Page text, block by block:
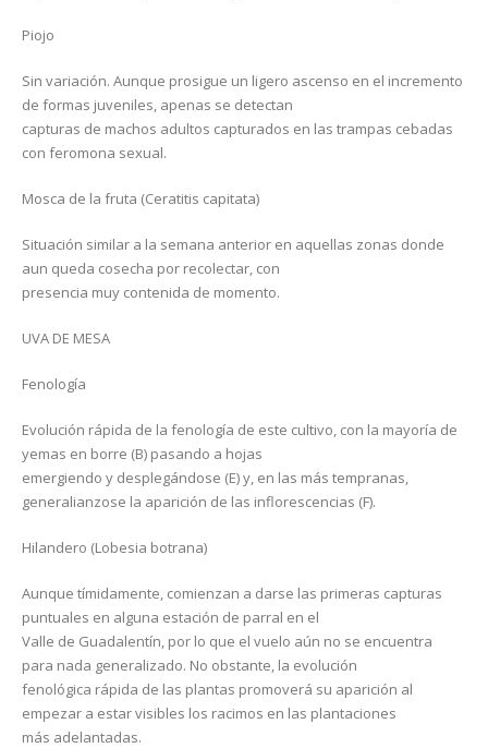
Piojo
Sin variación. Aunque prosigue un ligero ascenso en el incremento
de formas juveniles, apenas se detectan
capturas de machos adultos capturados en las trampas cebadas
con feromona sexual.
Mosca de la fruta (Ceratitis capitata)
Situación similar a la semana anterior en aquellas zonas donde
aun queda cosecha por recolectar, con
presencia muy contenida de momento.
UVA DE MESA
Fenología
Evolución rápida de la fenología de este cultivo, con la mayoría de
yemas en borre (B) pasando a hojas
emergiendo y desplegándose (E) y, en las más tempranas,
generalianzose la aparición de las inflorescencias (F).
Hilandero (Lobesia botrana)
Aunque tímidamente, comienzan a darse las primeras capturas
puntuales en alguna estación de parral en el
Valle de Guadalentín, por lo que el vuelo aún no se encuentra
para nada generalizado. No obstante, la evolución
fenológica rápida de las plantas promoverá su aparición al
empezar a estar visibles los racimos en las plantaciones
más adelantadas.